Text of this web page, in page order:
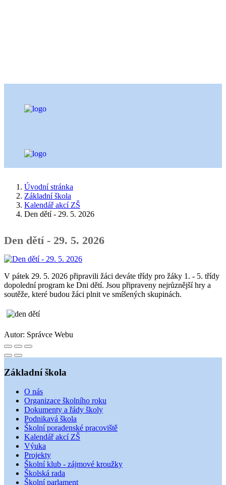
Úvodní stránka
Základní škola
Kalendář akcí ZŠ
Den dětí - 29. 5. 2026
Den dětí - 29. 5. 2026
V pátek 29. 5. 2026 připravili žáci deváte třídy pro žáky 1. - 5. třídy
dopolední program ke Dni dětí. Jsou připraveny nejrůznější hry a
soutěže, které budou žáci plnit ve smíšených skupinách.
Autor: Správce Webu
Základní škola
O nás
Organizace školního roku
Dokumenty a řády školy
Podnikavá škola
Školní poradenské pracoviště
Kalendář akcí ZŠ
Výuka
Projekty
Školní klub - zájmové kroužky
Školská rada
Školní parlament